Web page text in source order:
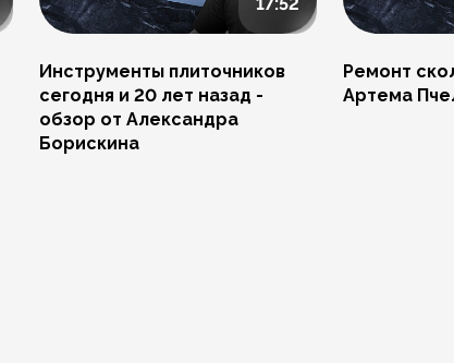
Инструменты плиточников
сегодня и 20 лет назад -
обзор от Александра
Борискина
Ремонт
Артема